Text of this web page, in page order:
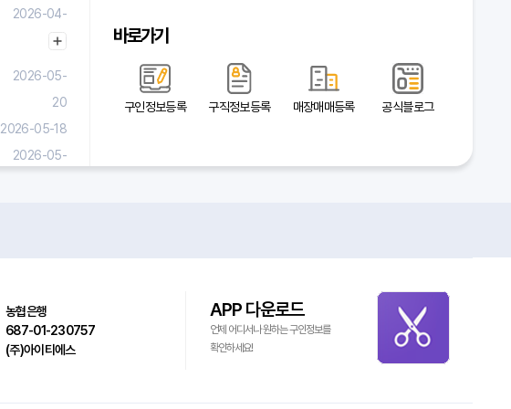
2026-04-
29
2026-05-
20
2026-05-18
2026-05-
바로가기
구인정보등록 구직정보등록 매장매매등록 공식블로그
농협은행
687-01-230757
(주)아이티에스
APP 다운로드
언제 어디서나 원하는 구인정보를
확인하세요!